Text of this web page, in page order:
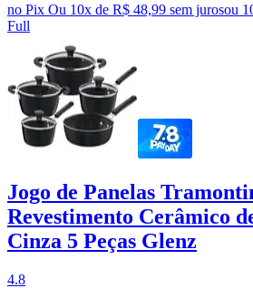
no Pix Ou 10x de R$ 48,99 sem jurosou
Full
Jogo de Panelas
Revestimento Cerâmico
Cinza 5 Peças Glenz
4.8